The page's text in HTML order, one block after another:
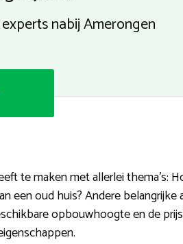
nabij Amerongen
te maken met allerlei thema’s:
oud huis? Andere belangrijke
opbouwhoogte en de